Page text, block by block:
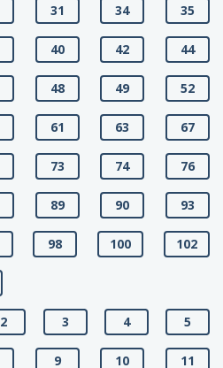
31 34 35
40 42 44
48 49 52
61 63 67
73 74 76
89 90 93
98 100 102
2 3 4 5
9 10 11